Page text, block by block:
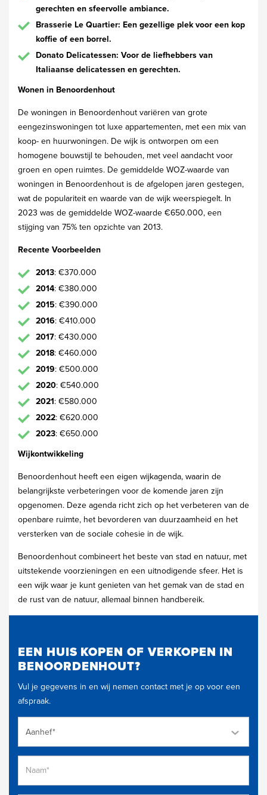
gerechten en sfeervolle ambiance.
Brasserie Le Quartier: Een gezellige plek voor een kop
koffie of een borrel.
Donato Delicatessen: Voor de liefhebbers van
Italiaanse delicatessen en gerechten.
Wonen in Benoordenhout
De woningen in Benoordenhout variëren van grote
eengezinswoningen tot luxe appartementen, met een mix van
koop- en huurwoningen. De wijk is ontworpen om een
homogene bouwstijl te behouden, met veel aandacht voor
groen en open ruimtes. De gemiddelde WOZ-waarde van
woningen in Benoordenhout is de afgelopen jaren gestegen,
wat de populariteit en waarde van de wijk weerspiegelt. In
2023 was de gemiddelde WOZ-waarde €650.000, een
stijging van 75% ten opzichte van 2013.
Recente Voorbeelden
2013: €370.000
2014: €380.000
2015: €390.000
2016: €410.000
2017: €430.000
2018: €460.000
2019: €500.000
2020: €540.000
2021: €580.000
2022: €620.000
2023: €650.000
Wijkontwikkeling
Benoordenhout heeft een eigen wijkagenda, waarin de
belangrijkste verbeteringen voor de komende jaren zijn
opgenomen. Deze agenda richt zich op het verbeteren van de
openbare ruimte, het bevorderen van duurzaamheid en het
versterken van de sociale cohesie in de wijk.
Benoordenhout combineert het beste van stad en natuur, met
uitstekende voorzieningen en een uitnodigende sfeer. Het is
een wijk waar je kunt genieten van het gemak van de stad en
de rust van de natuur, allemaal binnen handbereik.
EEN HUIS KOPEN OF VERKOPEN IN
BENOORDENHOUT?
Vul je gegevens in en wij nemen contact met je op voor een
afspraak.
Aanhef*